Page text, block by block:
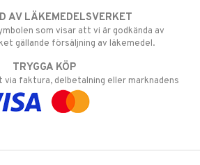
AV LÄKEMEDELSVERKET
som visar att vi är godkända av
gällande försäljning av läkemedel.
TRYGGA KÖP
via faktura, delbetalning eller marknadens